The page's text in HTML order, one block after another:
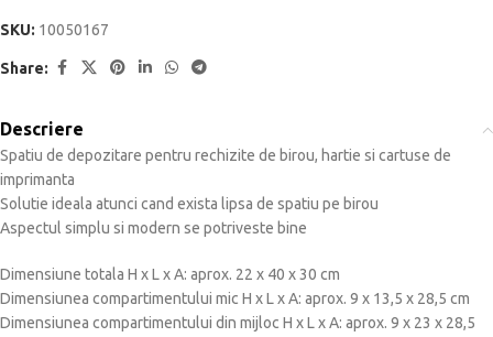
SKU: 10050167
Share:
Descriere
Spatiu de depozitare pentru rechizite de birou, hartie si cartuse de
imprimanta
Solutie ideala atunci cand exista lipsa de spatiu pe birou
Aspectul simplu si modern se potriveste bine
Dimensiune totala H x L x A: aprox. 22 x 40 x 30 cm
Dimensiunea compartimentului mic H x L x A: aprox. 9 x 13,5 x 28,5 cm
Dimensiunea compartimentului din mijloc H x L x A: aprox. 9 x 23 x 28,5